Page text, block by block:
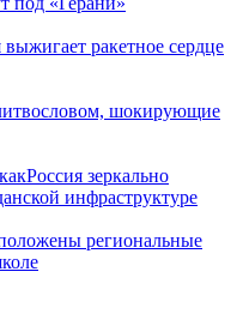
ракетное сердце
шокирующие
зеркально
инфраструктуре
региональные